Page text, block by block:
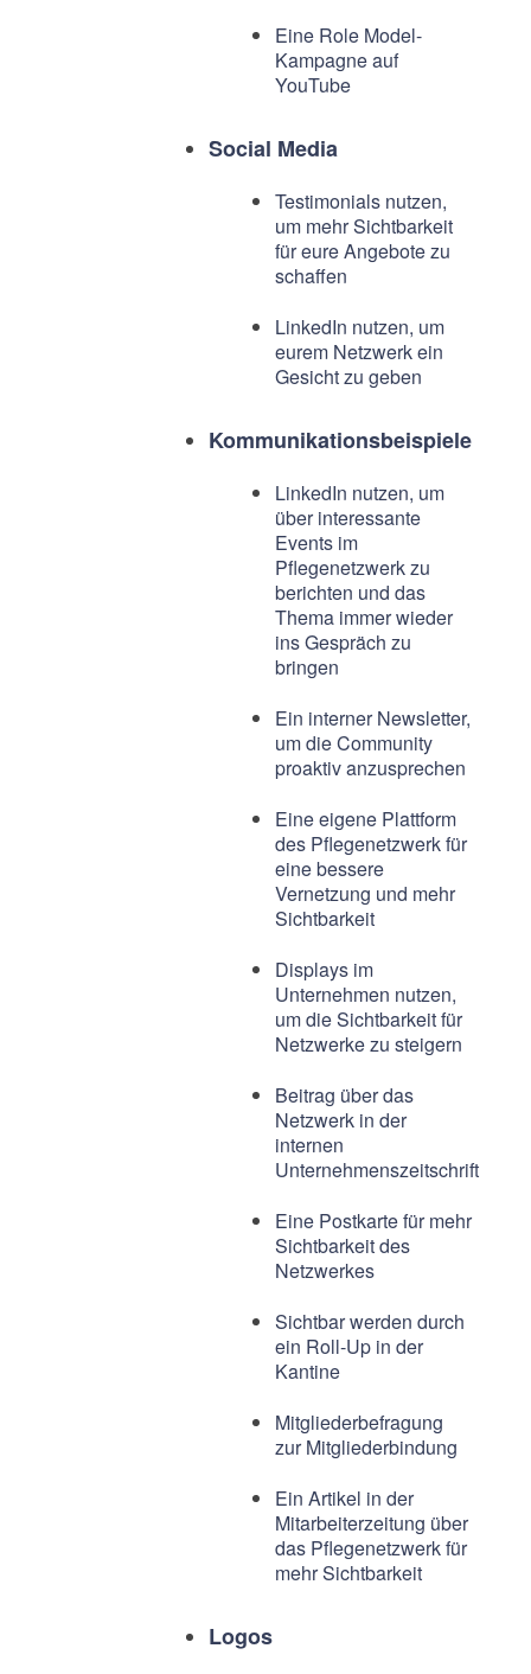
Eine Role Model-
Kampagne auf
YouTube
Social Media
Testimonials nutzen,
um mehr Sichtbarkeit
für eure Angebote zu
schaffen
LinkedIn nutzen, um
eurem Netzwerk ein
Gesicht zu geben
Kommunikationsbeispiele
LinkedIn nutzen, um
über interessante
Events im
Pflegenetzwerk zu
berichten und das
Thema immer wieder
ins Gespräch zu
bringen
Ein interner Newsletter,
um die Community
proaktiv anzusprechen
Eine eigene Plattform
des Pflegenetzwerk für
eine bessere
Vernetzung und mehr
Sichtbarkeit
Displays im
Unternehmen nutzen,
um die Sichtbarkeit für
Netzwerke zu steigern
Beitrag über das
Netzwerk in der
internen
Unternehmenszeitschrift
Eine Postkarte für mehr
Sichtbarkeit des
Netzwerkes
Sichtbar werden durch
ein Roll-Up in der
Kantine
Mitgliederbefragung
zur Mitgliederbindung
Ein Artikel in der
Mitarbeiterzeitung über
das Pflegenetzwerk für
mehr Sichtbarkeit
Logos